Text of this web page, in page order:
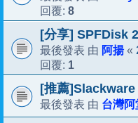
回覆: 8
[分享] SPFDisk
最後發表 由 阿揚«
回覆: 1
[推薦
最後發表 由 台灣阿